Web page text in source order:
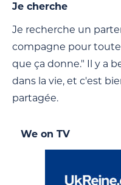
Je cherche
Je recherche un
compagne pour toute
que ça donne." Il y a
dans la vie, et c'est
partagée.
We on TV